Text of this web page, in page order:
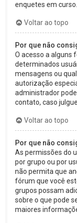
enquetes em curso.
Voltar ao topo
Por que não
O acesso a alguns
determinados
mensagens ou
autorização
administrador
contato, caso
Voltar ao topo
Por que não
As permissões do
por grupo ou por
não permita que
fórum que você
grupos possam
sobre o que pode
maiores